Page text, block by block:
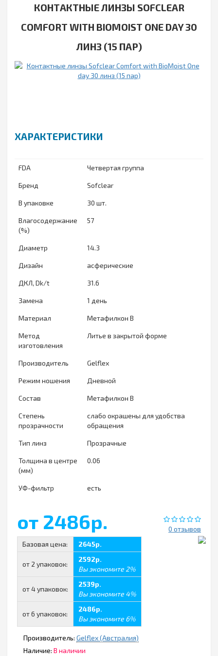
КОНТАКТНЫЕ ЛИНЗЫ SOFCLEAR
COMFORT WITH BIOMOIST ONE DAY 30
ЛИНЗ (15 ПАР)
ХАРАКТЕРИСТИКИ
FDA Четвертая группа
Бренд Sofclear
В упаковке 30 шт.
Влагосодержание
(%)
57
Диаметр 14.3
Дизайн асферические
ДКЛ, Dk/t 31.6
Замена 1 день
Материал Метафилкон B
Метод
изготовления
Литье в закрытой форме
Производитель Gelflex
Режим ношения Дневной
Состав Метафилкон B
Степень
прозрачности
слабо окрашены для удобства
обращения
Тип линз Прозрачные
Толщина в центре
(мм)
0.06
УФ-фильтр есть
0 отзывов
от 2486р.
Базовая цена: 2645р.
от 2 упаковок:
2592р.
Вы экономите 2%
от 4 упаковок:
2539р.
Вы экономите 4%
от 6 упаковок:
2486р.
Вы экономите 6%
Производитель: Gelflex (Австралия)
Наличие: В наличии